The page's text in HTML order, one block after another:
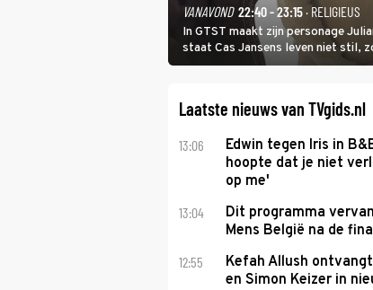
VANAVOND 22:40 - 23:15· RELIGIEUS
In GTST maakt zijn personage
staat Cas Jansens leven niet stil,
Laatste nieuws van TVgids.nl
13:06
Edwin tegen Iris in
hoopte dat je niet
op me'
13:04
Dit programma
Mens België na de
12:55
Kefah Allush
en Simon Keizer in